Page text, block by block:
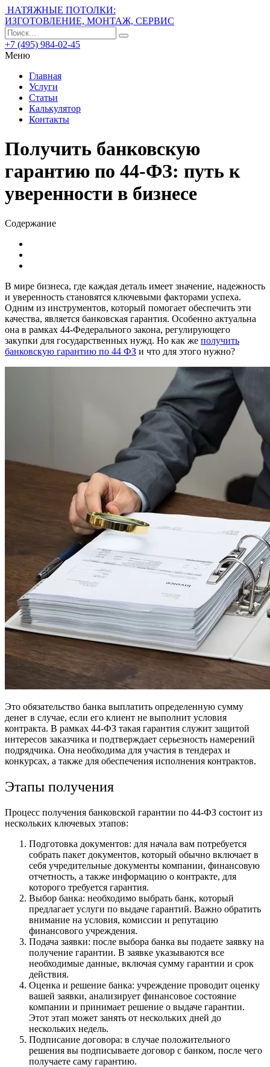
НАТЯЖНЫЕ ПОТОЛКИ:
ИЗГОТОВЛЕНИЕ, МОНТАЖ, СЕРВИС
+7 (495) 984-02-45
Меню
Главная
Услуги
Статьи
Калькулятор
Контакты
Получить банковскую
гарантию по 44-ФЗ: путь к
уверенности в бизнесе
Содержание
В мире бизнеса, где каждая деталь имеет значение, надежность
и уверенность становятся ключевыми факторами успеха.
Одним из инструментов, который помогает обеспечить эти
качества, является банковская гарантия. Особенно актуальна
она в рамках 44-Федерального закона, регулирующего
закупки для государственных нужд. Но как же получить
банковскую гарантию по 44 ФЗ и что для этого нужно?
Это обязательство банка выплатить определенную сумму
денег в случае, если его клиент не выполнит условия
контракта. В рамках 44-ФЗ такая гарантия служит защитой
интересов заказчика и подтверждает серьезность намерений
подрядчика. Она необходима для участия в тендерах и
конкурсах, а также для обеспечения исполнения контрактов.
Этапы получения
Процесс получения банковской гарантии по 44-ФЗ состоит из
нескольких ключевых этапов:
Подготовка документов: для начала вам потребуется
собрать пакет документов, который обычно включает в
себя учредительные документы компании, финансовую
отчетность, а также информацию о контракте, для
которого требуется гарантия.
Выбор банка: необходимо выбрать банк, который
предлагает услуги по выдаче гарантий. Важно обратить
внимание на условия, комиссии и репутацию
финансового учреждения.
Подача заявки: после выбора банка вы подаете заявку на
получение гарантии. В заявке указываются все
необходимые данные, включая сумму гарантии и срок
действия.
Оценка и решение банка: учреждение проводит оценку
вашей заявки, анализирует финансовое состояние
компании и принимает решение о выдаче гарантии.
Этот этап может занять от нескольких дней до
нескольких недель.
Подписание договора: в случае положительного
решения вы подписываете договор с банком, после чего
получаете саму гарантию.